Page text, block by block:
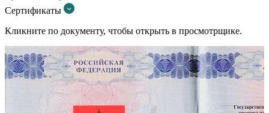
Сертификаты
Кликните по документу, чтобы открыть в просмотрщике.